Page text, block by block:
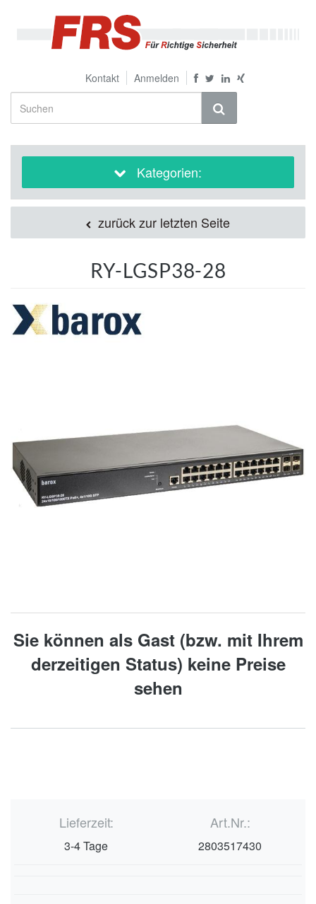
Kontakt Anmelden
Kategorien:
zurück zur letzten Seite
RY-LGSP38-28
Sie können als Gast (bzw. mit Ihrem
derzeitigen Status) keine Preise
sehen
Lieferzeit:
3-4 Tage
Art.Nr.:
2803517430